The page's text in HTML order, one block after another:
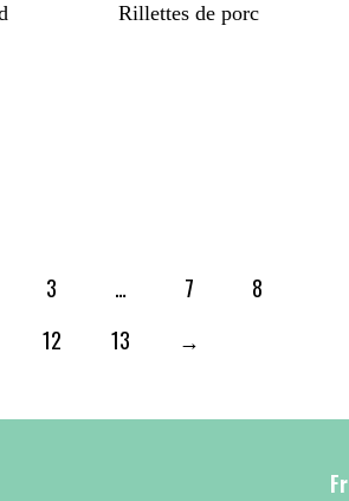
Rillettes de porc
3 … 7
8
12 13 →